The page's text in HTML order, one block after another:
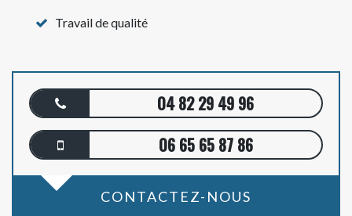
Travail de qualité
04 82 29 49 96
06 65 65 87 86
CONTACTEZ-NOUS